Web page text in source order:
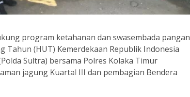
program ketahanan dan swasembada pangan
(HUT) Kemerdekaan Republik Indonesia
Sultra) bersama Polres Kolaka Timur
jagung Kuartal III dan pembagian Bendera